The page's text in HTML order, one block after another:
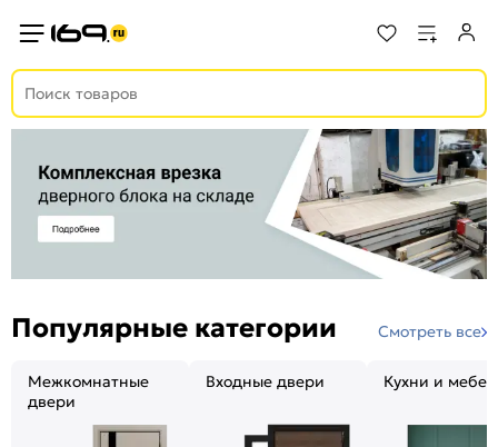
Популярные категории Смотреть все
Межкомнатные
двери
Входные двери Кухни и